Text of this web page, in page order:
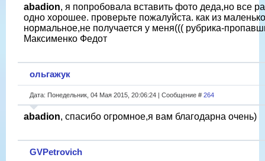
abadion, я попробовала вставить фото деда,но все
одно хорошее. проверьте пожалуйста. как из
нормальное,не получается у меня((( рубрика-
Максименко Федот
ольгажук
Дата: Понедельник, 04 Мая 2015, 20:06:24 | Сообщение # 264
abadion, спасибо огромное,я вам благодарна очень)
GVPetrovich